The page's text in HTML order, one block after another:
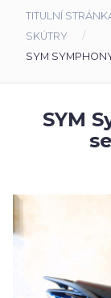
TITULNÍ
SKÚTRY
SYM
SYM